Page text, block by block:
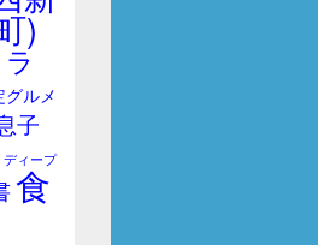
)
ラ
グルメ
子
ィープ
食